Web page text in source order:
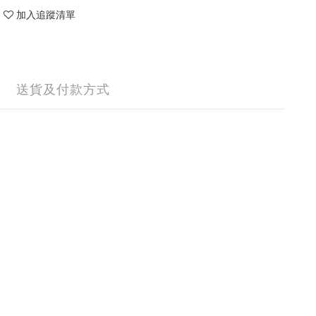
加入追蹤清單
送貨及付款方式